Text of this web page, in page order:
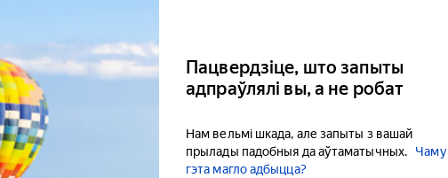
Пацвердзіце, што запыты
адпраўлялі вы, а не робат
Нам вельмі шкада, але запыты з вашай
прылады падобныя да аўтаматычных.
Чаму
гэта магло адбыцца?